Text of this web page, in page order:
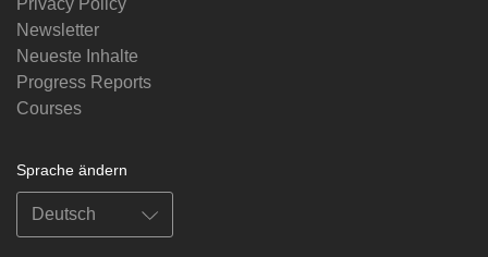
Privacy Policy
Newsletter
Neueste Inhalte
Progress Reports
Courses
Sprache ändern